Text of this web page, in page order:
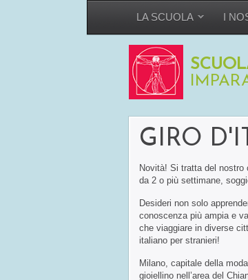
LA SCUOLA I
GIRO
Novità! Si tratta del nostro
da 2 o più settimane,
Desideri non solo
conoscenza più ampia e
che viaggiare in diverse
italiano per stranieri!
Milano, capitale della
gioiellino nell’area del